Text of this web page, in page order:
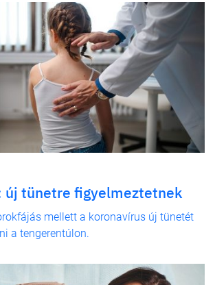
új tünetre figyelmeztetnek
mellett a koronavírus új tünetét
a tengerentúlon.